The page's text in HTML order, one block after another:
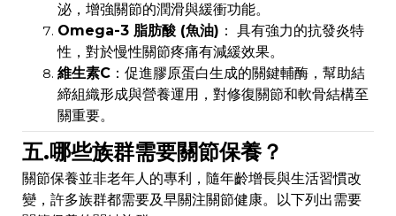
泌，增強關節的潤滑與緩衝功能。
Omega-3 脂肪酸 (魚油) ： 具有強力的抗發炎特
性，對於慢性關節疼痛有減緩效果。
維生素C ：促進膠原蛋白生成的關鍵輔酶，幫助結
締組織形成與營養運用，對修復關節和軟骨結構至
關重要。
五.哪些族群需要關節保養？
關節保養並非老年人的專利，隨年齡增長與生活習慣改
變，許多族群都需要及早關注關節健康。以下列出需要